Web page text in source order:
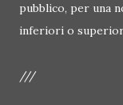
pubblico, per una
inferiori o
///